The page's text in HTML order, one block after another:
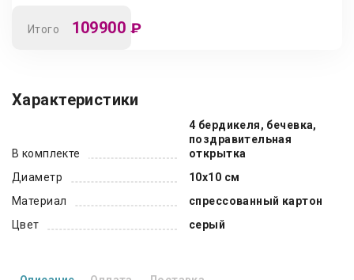
Итого 109900 ₽
Характеристики
В комплекте
4 бердикеля, бечевка,
поздравительная
открытка
Диаметр
10х10 см
Материал
спрессованный картон
Цвет
серый